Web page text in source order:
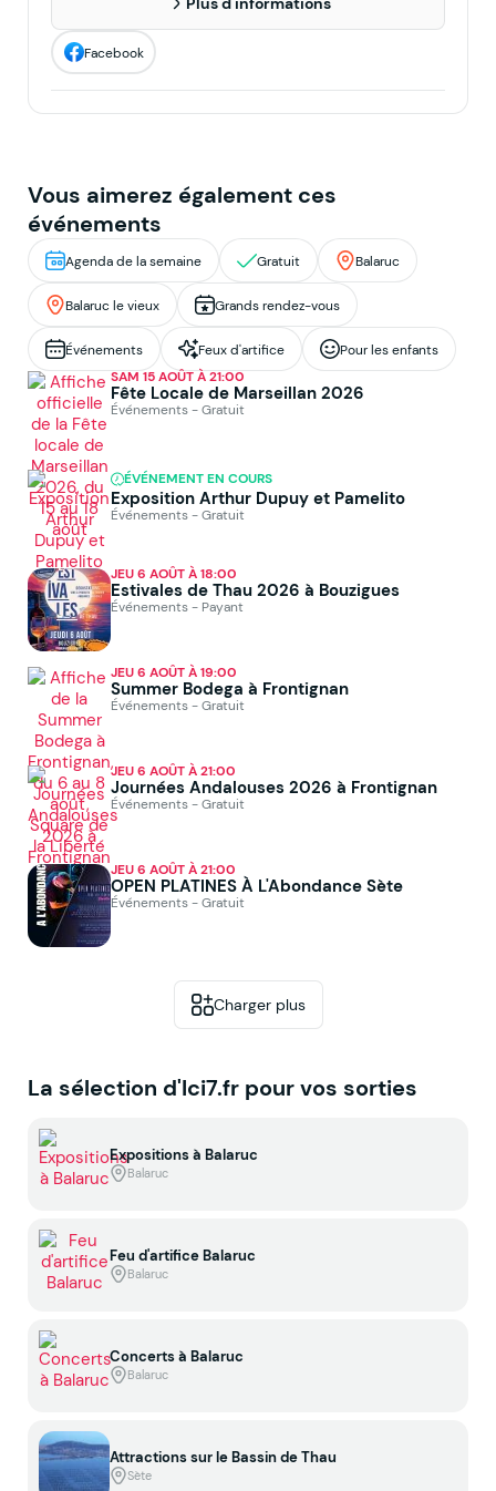
Facebook
Vous aimerez également ces
événements
Agenda de la semaine Gratuit Balaruc
Balaruc le vieux Grands rendez-vous
Événements Feux d'artifice Pour les enfants
SAM 15 AOÛT À 21:00
Fête Locale de Marseillan 2026
Événements - Gratuit
ÉVÉNEMENT EN COURS
Exposition Arthur Dupuy et Pamelito
Événements - Gratuit
JEU 6 AOÛT À 18:00
Estivales de Thau 2026 à Bouzigues
Événements - Payant
JEU 6 AOÛT À 19:00
Summer Bodega à Frontignan
Événements - Gratuit
JEU 6 AOÛT À 21:00
Journées Andalouses 2026 à Frontignan
Événements - Gratuit
JEU 6 AOÛT À 21:00
OPEN PLATINES À L'Abondance Sète
Événements - Gratuit
Charger plus
La sélection d'Ici7.fr pour vos sorties
Expositions à Balaruc
Balaruc
Feu d'artifice Balaruc
Balaruc
Concerts à Balaruc
Balaruc
Attractions sur le Bassin de Thau
Sète